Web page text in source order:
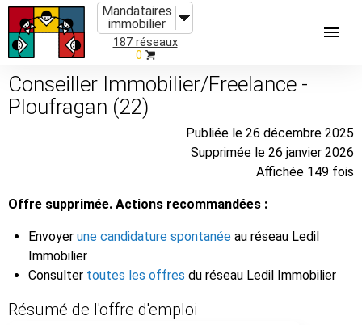
Mandataires
immobilier
187 réseaux
0
Conseiller Immobilier/Freelance -
Ploufragan (22)
Publiée le 26 décembre 2025
Supprimée le 26 janvier 2026
Affichée 149 fois
Offre supprimée. Actions recommandées :
Envoyer une candidature spontanée au réseau Ledil
Immobilier
Consulter toutes les offres du réseau Ledil Immobilier
Résumé de l'offre d'emploi